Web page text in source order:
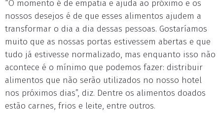
“O momento é de empatia e ajuda ao próximo e os
nossos desejos é de que esses alimentos ajudem a
transformar o dia a dia dessas pessoas. Gostaríamos
muito que as nossas portas estivessem abertas e que
tudo já estivesse normalizado, mas enquanto isso não
acontece é o mínimo que podemos fazer: distribuir
alimentos que não serão utilizados no nosso hotel
nos próximos dias”, diz. Dentre os alimentos doados
estão carnes, frios e leite, entre outros.